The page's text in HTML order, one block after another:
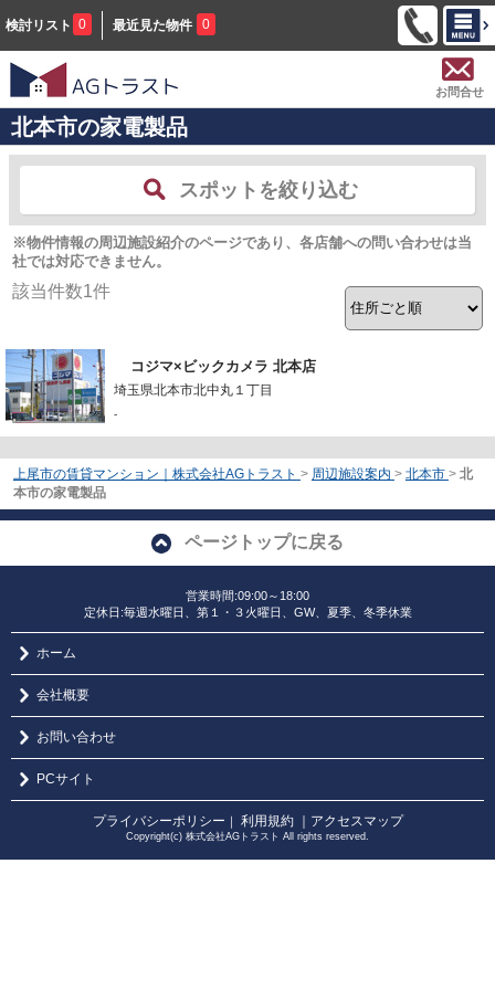
検討リスト 0 最近見た物件 0
お問合せ
北本市の家電製品
スポットを絞り込む
※物件情報の周辺施設紹介のページであり、各店舗への問い合わせは当
社では対応できません。
該当件数1件
コジマ×ビックカメラ 北本店
埼玉県北本市北中丸１丁目
-
上尾市の賃貸マンション｜株式会社AGトラスト > 周辺施設案内 > 北本市 > 北
本市の家電製品
ページトップに戻る
営業時間:09:00～18:00
定休日:毎週水曜日、第１・３火曜日、GW、夏季、冬季休業
ホーム
会社概要
お問い合わせ
PCサイト
プライバシーポリシー ｜ 利用規約 ｜アクセスマップ
Copyright(c) 株式会社AGトラスト All rights reserved.